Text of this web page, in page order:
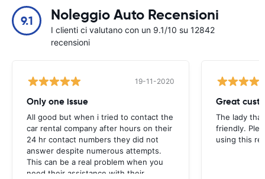
9.1 Noleggio Auto Recensioni
I clienti ci valutano con un 9.1/10 su 12842
recensioni
19-11-2020
Only one issue
All good but when i tried to contact the
car rental company after hours on their
24 hr contact numbers they did not
answer despite numerous attempts.
This can be a real problem when you
need their assistance with their
Great
The lady
friendly.
using this